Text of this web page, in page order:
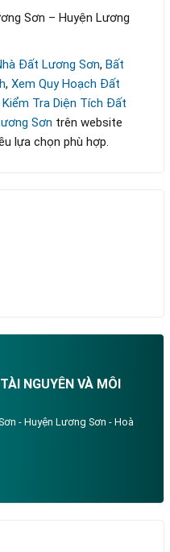
Sơn – Huyện Lương
Đất Lương Sơn, Bất
, Xem Quy Hoạch Đất
Tra Diện Tích Đất
Sơn trên website
lựa chọn phù hợp.
NGUYÊN VÀ MÔI
- Huyện Lương Sơn - Hoà